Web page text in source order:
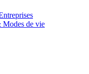
Modes de vie